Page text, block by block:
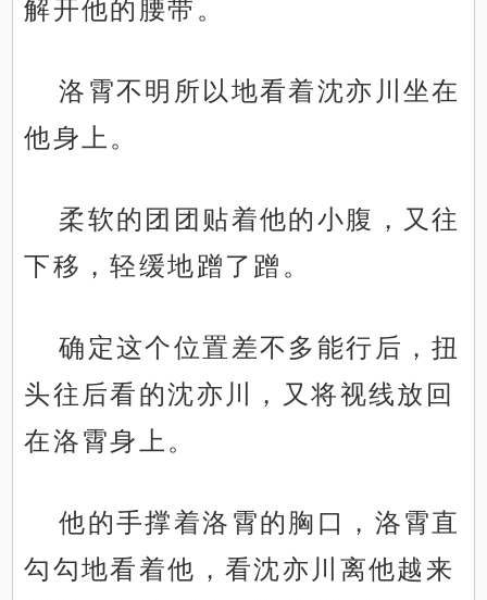
解开他的腰带。
洛霄不明所以地看着沈亦川坐在
他身上。
柔软的团团贴着他的小腹，又往
下移，轻缓地蹭了蹭。
确定这个位置差不多能行后，扭
头往后看的沈亦川，又将视线放回
在洛霄身上。
他的手撑着洛霄的胸口，洛霄直
勾勾地看着他，看沈亦川离他越来